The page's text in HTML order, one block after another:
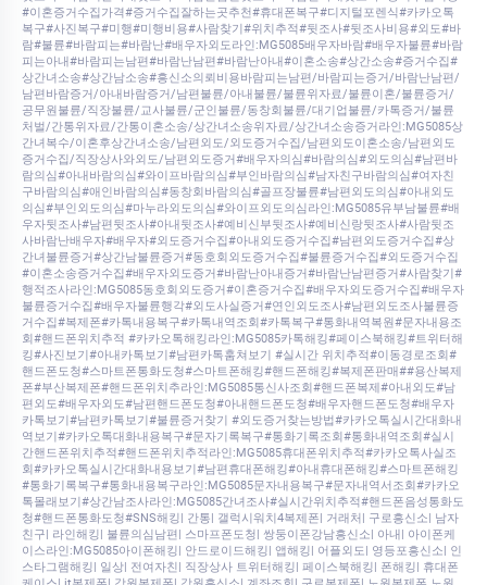
#이혼증거수집가격#증거수집잘하는곳추천#휴대폰복구#디지털포렌식#카카오톡
복구#사진복구#미행#미행비용#사람찾기#위치추적#뒷조사#뒷조사비용#외도#바
람#불륜#바람피는#바람난#배우자외도라인:MG5085배우자바람#배우자불륜#바람
피는아내#바람피는남편#바람난남편#바람난아내#이혼소송#상간소송#증거수집#
상간녀소송#상간남소송#흥신소의뢰비용바람피는남편/바람피는증거/바람난남편/
남편바람증거/아내바람증거/남편불륜/아내불륜/불륜위자료/불륜이혼/불륜증거/
공무원불륜/직장불륜/교사불륜/군인불륜/동창회불륜/대기업불륜/카톡증거/불륜
처벌/간통위자료/간통이혼소송/상간녀소송위자료/상간녀소송증거라인:MG5085상
간녀복수/이혼후상간녀소송/남편외도/외도증거수집/남편외도이혼소송/남편외도
증거수집/직장상사와외도/남편외도증거#배우자의심#바람의심#외도의심#남편바
람의심#아내바람의심#와이프바람의심#부인바람의심#남자친구바람의심#여자친
구바람의심#애인바람의심#동창회바람의심#골프장불륜#남편외도의심#아내외도
의심#부인외도의심#마누라외도의심#와이프외도의심라인:MG5085유부남불륜#배
우자뒷조사#남편뒷조사#아내뒷조사#예비신부뒷조사#예비신랑뒷조사#사람뒷조
사바람난배우자#배우자#외도증거수집#아내외도증거수집#남편외도증거수집#상
간녀불륜증거#상간남불륜증거#동호회외도증거수집#불륜증거수집#외도증거수집
#이혼소송증거수집#배우자외도증거#바람난아내증거#바람난남편증거#사람찾기#
행적조사라인:MG5085동호회외도증거#이혼증거수집#배우자외도증거수집#배우자
불륜증거수집#배우자불륜행각#외도사실증거#연인외도조사#남편외도조사불륜증
거수집#복제폰#카톡내용복구#카톡내역조회#카톡복구#통화내역복원#문자내용조
회#핸드폰위치추적 #카카오톡해킹라인:MG5085카톡해킹#페이스북해킹#트위터해
킹#사진보기#아내카톡보기#남편카톡훔쳐보기 #실시간 위치추적#이동경로조회#
핸드폰도청#스마트폰통화도청#스마트폰해킹#핸드폰해킹#복제폰판매##용산복제
폰#부산복제폰#핸드폰위치추라인:MG5085통신사조회#핸드폰복제#아내외도#남
편외도#배우자외도#남편핸드폰도청#아내핸드폰도청#배우자핸드폰도청#배우자
카톡보기#남편카톡보기#불륜증거찾기 #외도증거찾는방법#카카오톡실시간대화내
역보기#카카오톡대화내용복구#문자기록복구#통화기록조회#통화내역조회#실시
간핸드폰위치추적#핸드폰위치추적라인:MG5085휴대폰위치추적#카카오톡사실조
회#카카오톡실시간대화내용보기#남편휴대폰해킹#아내휴대폰해킹#스마트폰해킹
#통화기록복구#통화내용복구라인:MG5085문자내용복구#문자내역서조회#카카오
톡몰래보기#상간남조사라인:MG5085간녀조사#실시간위치추적#핸드폰음성통화도
청#핸드폰통화도청#SNS해킹| 간통| 갤럭시워치4복제폰| 거래처| 구로흥신소| 남자
친구| 라인해킹| 불륜의심남편| 스마프폰도청| 쌍둥이폰강남흥신소| 아내| 아이폰케
이스라인:MG5085아이폰해킹| 안드로이드해킹| 앱해킹| 어플외도| 영등포흥신소| 인
스타그램해킹| 일상| 전여자친| 직장상사 트위터해킹| 페이스북해킹| 폰해킹| 휴대폰